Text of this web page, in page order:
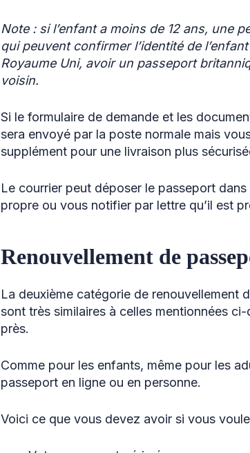
Note : si l’enfant a moins de 12 ans, une
qui peuvent confirmer l’identité de
Royaume Uni, avoir un passeport
voisin.
Si le formulaire de demande et les
sera envoyé par la poste normale mais
supplément pour une livraison plus
Le courrier peut déposer le passeport
propre ou vous notifier par lettre qu’il est
Renouvellement de
La deuxième catégorie de renouvellement
sont très similaires à celles mentionnées
près.
Comme pour les enfants, même pour les
passeport en ligne ou en personne.
Voici ce que vous devez avoir si vous